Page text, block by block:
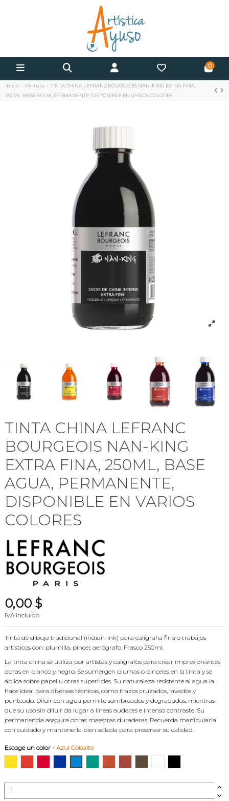
0
Inicio Pintura
TINTA CHINA LEFRANC BOURGEOIS NAN-KING EXTRA FINA,
250ML, BASE AGUA, PERMANENTE, DISPONIBLE EN VARIOS COLORES
TINTA CHINA LEFRANC
BOURGEOIS NAN-KING
EXTRA FINA, 250ML, BASE
AGUA, PERMANENTE,
DISPONIBLE EN VARIOS
COLORES
0,00 $
IVA incluido
Tinta de dibujo tradicional (indian-ink) para caligrafía fina o trabajos
artísticos con: plumilla, pincel, aerógrafo. Frasco 250ml.
La tinta china se utiliza por artistas y calígrafos para crear impresionantes
obras en blanco y negro. Se sumergen plumas o pinceles en la tinta y se
aplica sobre papel u otras superficies. Su naturaleza resistente al agua la
hace ideal para diversas técnicas, como trazos cruzados, lavados y
punteado. Diluir con agua permite sombreados y degradados, mientras
que su uso sin diluir da lugar a líneas audaces e intenso contraste. Su
permanencia asegura obras maestras duraderas. Recuerda manipularla
con cuidado y mantenerla bien sellada para preservar su calidad.
Escoge un color - Azul Cobalto